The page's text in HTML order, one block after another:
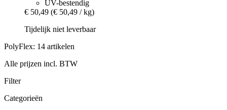
UV-bestendig
€ 50,49 (€ 50,49 / kg)
Tijdelijk niet leverbaar
PolyFlex: 14 artikelen
Alle prijzen incl. BTW
Filter
Categorieën